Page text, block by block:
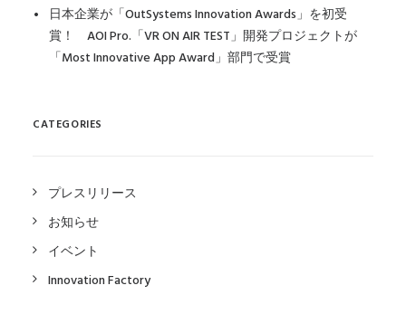
日本企業が「OutSystems Innovation Awards」を初受
賞！ AOI Pro.「VR ON AIR TEST」開発プロジェクトが
「Most Innovative App Award」部門で受賞
CATEGORIES
プレスリリース
お知らせ
イベント
Innovation Factory